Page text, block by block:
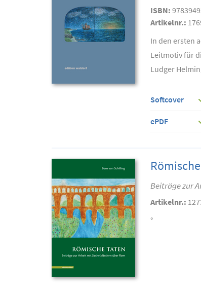
ISBN:
Artikelnr.:
In den ersten
Leitmotiv für
Ludger
Softcover
ePDF
Beiträge zur
Artikelnr.:
°